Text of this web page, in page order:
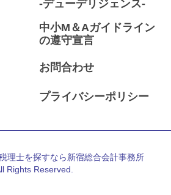
-デューデリジェンス-
中小M＆Aガイドライン
の遵守宣言
お問合わせ
プライバシーポリシー
理士を探すなら新宿総合会計事務所
Rights Reserved.